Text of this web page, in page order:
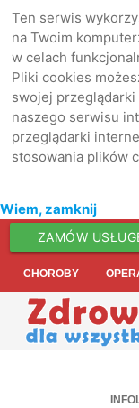
Ten serwis
na Twoim
w celach
Pliki cookies
swojej
naszego serwisu
przeglądarki
stosowania plików
Wiem, zamknij
ZAMÓW
CHOROBY